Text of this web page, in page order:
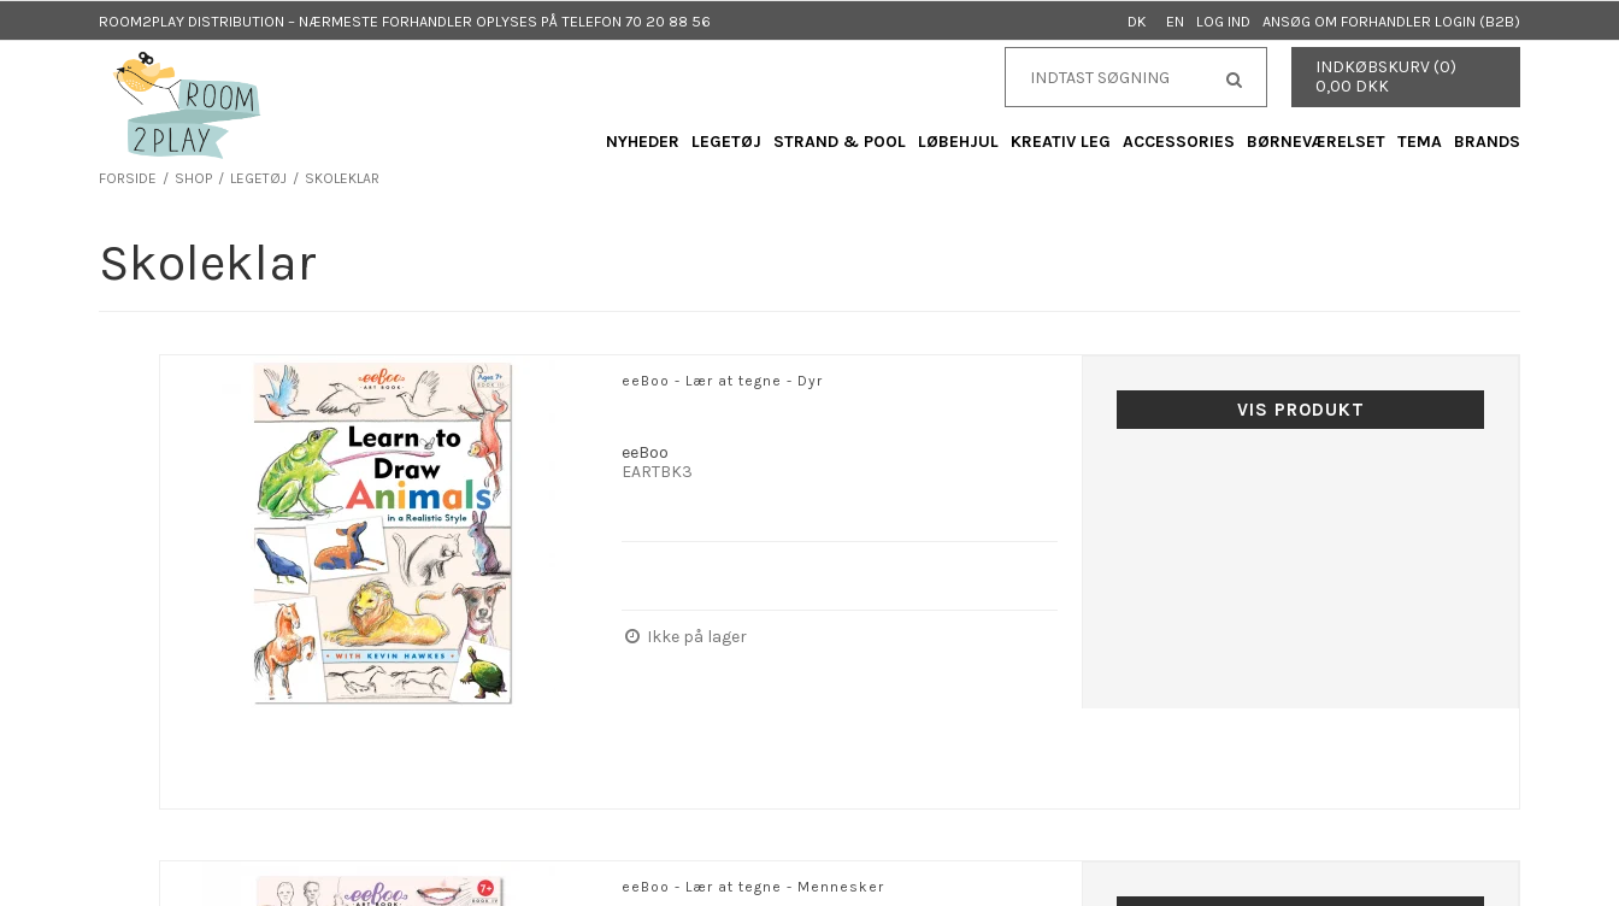
ROOM2PLAY DISTRIBUTION – NÆRMESTE FORHANDLER OPLYSES PÅ TELEFON 70 20 88 56 DK EN LOG IND ANSØG OM FORHANDLER LOGIN (B2B)
INDKØBSKURV (0)
0,00 DKK
NYHEDER LEGETØJ STRAND & POOL LØBEHJUL KREATIV LEG ACCESSORIES BØRNEVÆRELSET TEMA BRANDS
FORSIDE / SHOP / LEGETØJ / SKOLEKLAR
Skoleklar
eeBoo - Lær at tegne - Dyr
eeBoo
EARTBK3
Ikke på lager
VIS PRODUKT
eeBoo - Lær at tegne - Mennesker